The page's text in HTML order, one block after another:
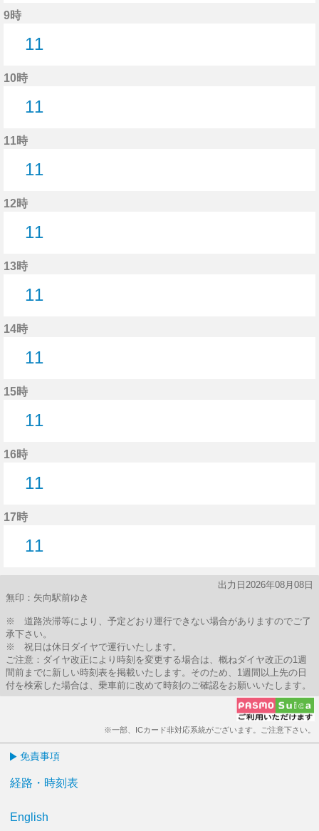
9時
11
10時
11
11時
11
12時
11
13時
11
14時
11
15時
11
16時
11
17時
11
出力日2026年08月08日
無印：矢向駅前ゆき
※ 道路渋滞等により、予定どおり運行できない場合がありますのでご了
承下さい。
※ 祝日は休日ダイヤで運行いたします。
ご注意：ダイヤ改正により時刻を変更する場合は、概ねダイヤ改正の1週
間前までに新しい時刻表を掲載いたします。そのため、1週間以上先の日
付を検索した場合は、乗車前に改めて時刻のご確認をお願いいたします。
※一部、ICカード非対応系統がございます。ご注意下さい。
免責事項
経路・時刻表
English